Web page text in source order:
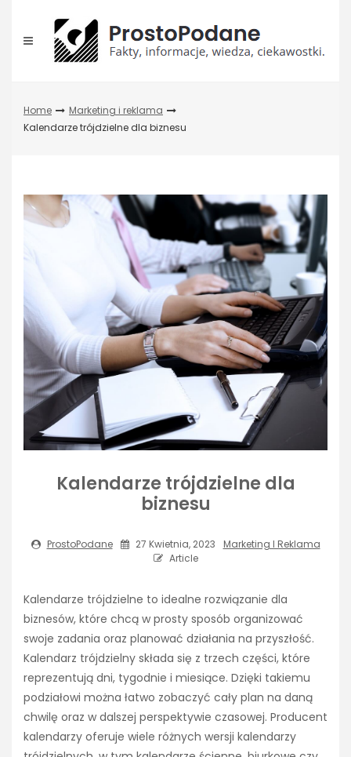
content
Home
Marketing i reklama
Kalendarze trójdzielne dla biznesu
Kalendarze trójdzielne dla
biznesu
ProstoPodane 27 Kwietnia, 2023
Marketing I Reklama
Article
Kalendarze trójdzielne to idealne rozwiązanie dla
biznesów, które chcą w prosty sposób organizować
swoje zadania oraz planować działania na przyszłość.
Kalendarz trójdzielny składa się z trzech części, które
reprezentują dni, tygodnie i miesiące. Dzięki takiemu
podziałowi można łatwo zobaczyć cały plan na daną
chwilę oraz w dalszej perspektywie czasowej. Producent
kalendarzy oferuje wiele różnych wersji kalendarzy